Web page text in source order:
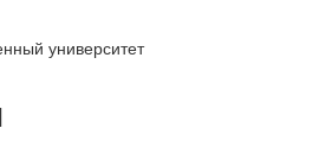
университет